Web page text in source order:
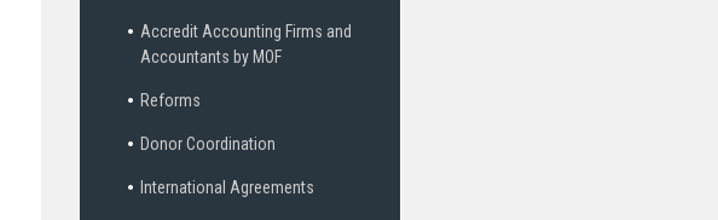
Accredit Accounting Firms and
Accountants by MOF
Reforms
Donor Coordination
International Agreements